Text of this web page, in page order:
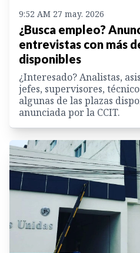
9:52 AM 27 may. 2026
¿Busca empleo?
entrevistas con más
disponibles
¿Interesado? Analistas,
jefes, supervisores,
algunas de las plazas
anunciada por la CCIT.